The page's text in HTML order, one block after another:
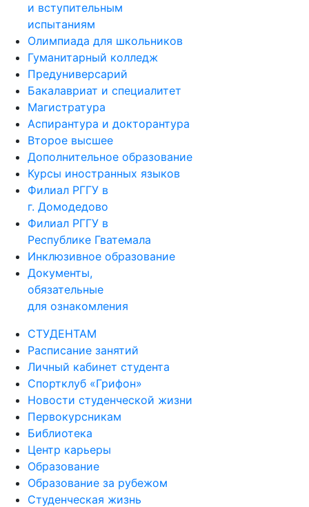
и вступительным
испытаниям
Олимпиада для школьников
Гуманитарный колледж
Предуниверсарий
Бакалавриат и специалитет
Магистратура
Аспирантура и докторантура
Второе высшее
Дополнительное образование
Курсы иностранных языков
Филиал РГГУ в
г. Домодедово
Филиал РГГУ в
Республике Гватемала
Инклюзивное образование
Документы,
обязательные
для ознакомления
СТУДЕНТАМ
Расписание занятий
Личный кабинет студента
Спортклуб «Грифон»
Новости студенческой жизни
Первокурсникам
Библиотека
Центр карьеры
Образование
Образование за рубежом
Студенческая жизнь